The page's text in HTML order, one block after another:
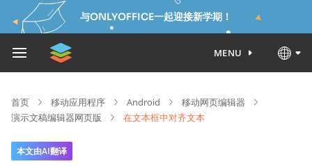
与ONLYOFFICE一起迎接新学期！
MENU
首页 移动应用程序 Android
移动网页编辑器
演示文稿编辑器网页版
在文本框中对齐文本
本文由AI翻译